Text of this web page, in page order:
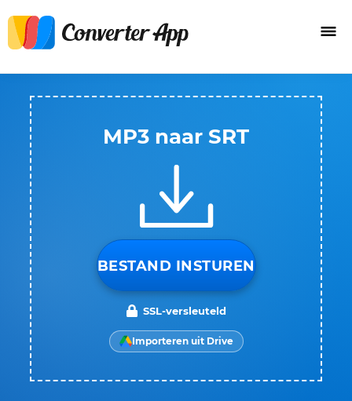
MP3 naar SRT
BESTAND INSTUREN
SSL-versleuteld
Importeren uit Drive